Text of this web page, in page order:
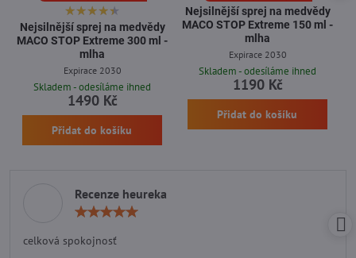
Nejsilnější sprej na medvědy
MACO STOP Extreme 300 ml -
mlha
Expirace 2030
Skladem - odesíláme ihned
1490 Kč
Přidat do košíku
Nejsilnější sprej na medvědy
MACO STOP Extreme 150 ml -
mlha
Expirace 2030
Skladem - odesíláme ihned
1190 Kč
Přidat do košíku
Recenze heureka
celková spokojnosť